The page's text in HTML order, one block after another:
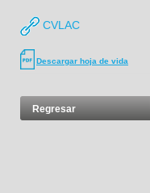
CVLAC
Descargar hoja de vida
Regresar